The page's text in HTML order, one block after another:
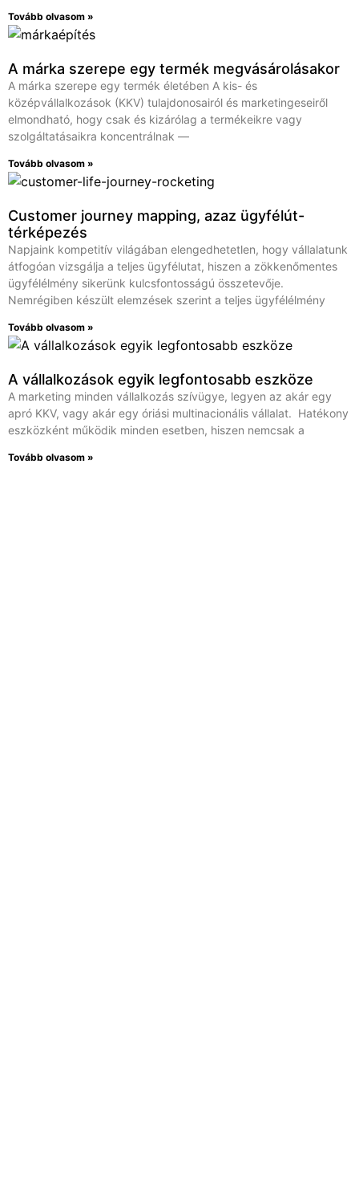
Tovább olvasom »
A márka szerepe egy termék megvásárolásakor
A márka szerepe egy termék életében A kis- és
középvállalkozások (KKV) tulajdonosairól és marketingeseiről
elmondható, hogy csak és kizárólag a termékeikre vagy
szolgáltatásaikra koncentrálnak —
Tovább olvasom »
Customer journey mapping, azaz ügyfélút-
térképezés
Napjaink kompetitív világában elengedhetetlen, hogy vállalatunk
átfogóan vizsgálja a teljes ügyfélutat, hiszen a zökkenőmentes
ügyfélélmény sikerünk kulcsfontosságú összetevője.
Nemrégiben készült elemzések szerint a teljes ügyfélélmény
Tovább olvasom »
A vállalkozások egyik legfontosabb eszköze
A marketing minden vállalkozás szívügye, legyen az akár egy
apró KKV, vagy akár egy óriási multinacionális vállalat. Hatékony
eszközként működik minden esetben, hiszen nemcsak a
Tovább olvasom »